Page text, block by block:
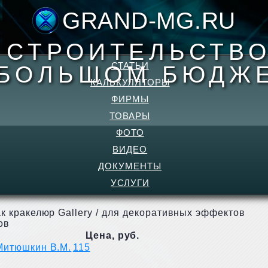
GRAND-MG.RU
-
СТАТЬИ
КАЛЬКУЛЯТОРЫ
ФИРМЫ
ТОВАРЫ
ФОТО
ВИДЕО
ДОКУМЕНТЫ
УСЛУГИ
кракелюр Gallery / для декоративных эффектов
Цена, руб.
В.М. 115